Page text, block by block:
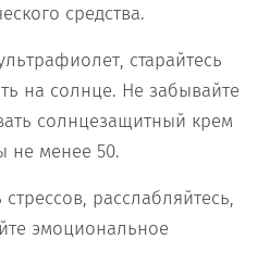
средства.
старайтесь
на солнце. Не забывайте
солнцезащитный крем
не менее 50.
стрессов, расслабляйтесь,
эмоциональное